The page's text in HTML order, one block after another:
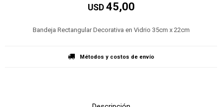
USD 45,00
Bandeja Rectangular Decorativa en Vidrio 35cm x 22cm
Métodos y costos de envío